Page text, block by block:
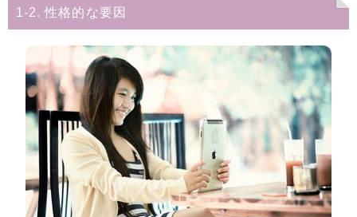
1-2. 性格的な要因